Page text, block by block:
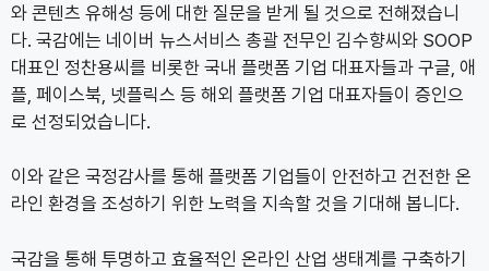
와 콘텐츠 유해성 등에 대한 질문을 받게 될 것으로 전해졌습니
다. 국감에는 네이버 뉴스서비스 총괄 전무인 김수향씨와 SOOP
대표인 정찬용씨를 비롯한 국내 플랫폼 기업 대표자들과 구글, 애
플, 페이스북, 넷플릭스 등 해외 플랫폼 기업 대표자들이 증인으
로 선정되었습니다.
이와 같은 국정감사를 통해 플랫폼 기업들이 안전하고 건전한 온
라인 환경을 조성하기 위한 노력을 지속할 것을 기대해 봅니다.
국감을 통해 투명하고 효율적인 온라인 산업 생태계를 구축하기